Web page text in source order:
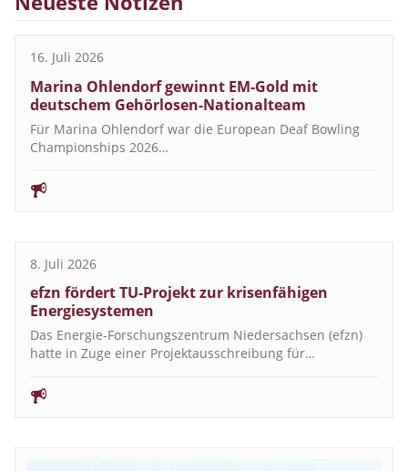
16. Juli 2026
Marina Ohlendorf gewinnt EM-Gold mit
deutschem Gehörlosen-Nationalteam
Für Marina Ohlendorf war die European Deaf Bowling
Championships 2026…
8. Juli 2026
efzn fördert TU-Projekt zur krisenfähigen
Energiesystemen
Das Energie-Forschungszentrum Niedersachsen (efzn)
hatte in Zuge einer Projektausschreibung für…